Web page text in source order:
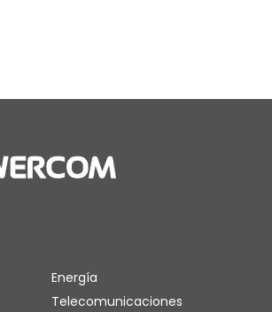
Energía
Telecomunicaciones